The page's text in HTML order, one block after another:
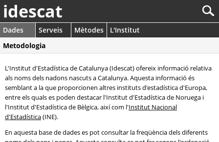
idescat
Dades Serveis Mètodes
L'Institut
Metodologia
L'Institut d'Estadística de Catalunya (Idescat) ofereix informació relativa
als noms dels nadons nascuts a Catalunya. Aquesta informació és
semblant a la que proporcionen altres instituts d'estadística d'Europa,
entre els quals es poden destacar l'Institut d'Estadística de Noruega i
l'Institut d'Estadística de Bèlgica, així com l'Institut Nacional
d'Estadística(INE).
En aquesta base de dades es pot consultar la freqüència dels diferents